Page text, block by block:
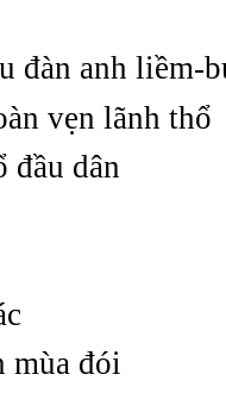
đàn anh liềm-
vẹn lãnh thổ
đầu dân
mùa đói